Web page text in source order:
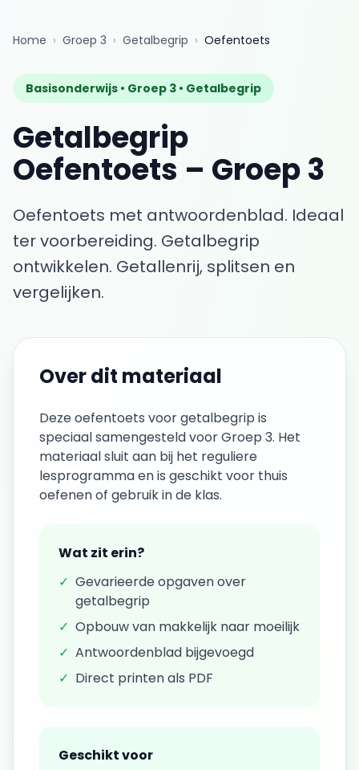
Home › Groep 3 › Getalbegrip › Oefentoets
Basisonderwijs • Groep 3 • Getalbegrip
Getalbegrip
Oefentoets – Groep 3
Oefentoets met antwoordenblad. Ideaal
ter voorbereiding. Getalbegrip
ontwikkelen. Getallenrij, splitsen en
vergelijken.
Over dit materiaal
Dezeoefentoets voorgetalbegrip is
speciaal samengesteld voorGroep 3. Het
materiaal sluit aan bij het reguliere
lesprogramma en is geschikt voor thuis
oefenen of gebruik in de klas.
Wat zit erin?
✓ Gevarieerde opgaven over
getalbegrip
✓ Opbouw van makkelijk naar moeilijk
✓ Antwoordenblad bijgevoegd
✓ Direct printen als PDF
Geschikt voor